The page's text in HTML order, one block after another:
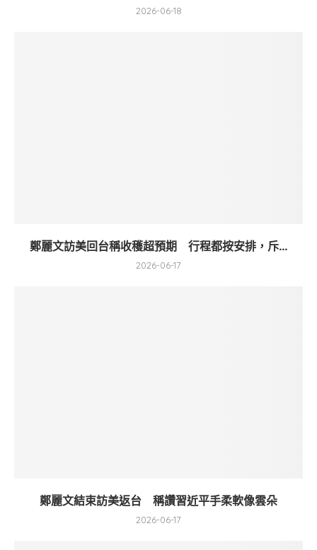
2026-06-18
鄭麗文訪美回台稱收穫超預期 行程都按安排，斥...
2026-06-17
鄭麗文結束訪美返台 稱讚習近平手柔軟像雲朵
2026-06-17